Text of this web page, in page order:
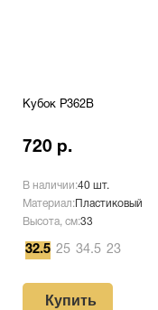
Кубок P362B
720 р.
В наличии:40 шт.
Материал: Пластиковый
Высота, см:33
32.5 25 34.5 23
Купить